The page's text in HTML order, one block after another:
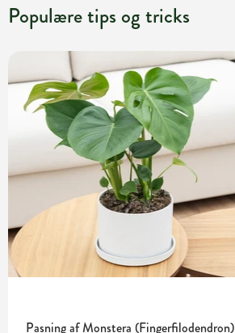
Populære tips og tricks
Pasning af Monstera (Fingerfilodendron)